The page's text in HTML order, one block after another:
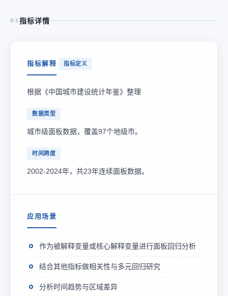
03 指标详情
指标解释 指标定义
根据《中国城市建设统计年鉴》整理
数据类型
城市级面板数据，覆盖97个地级市。
时间跨度
2002-2024年，共23年连续面板数据。
应用场景
作为被解释变量或核心解释变量进行面板回归分析
结合其他指标做相关性与多元回归研究
分析时间趋势与区域差异